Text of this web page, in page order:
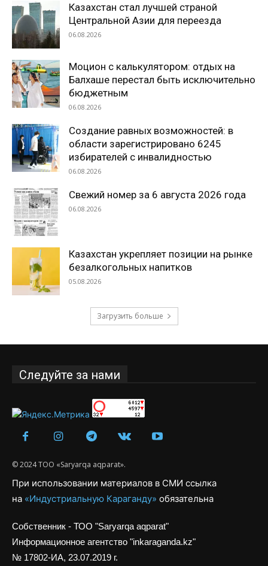
Казахстан стал лучшей страной
Центральной Азии для переезда
06.08.2026
Моцион с калькулятором: отдых на
Балхаше перестал быть исключительно
бюджетным
06.08.2026
Создание равных возможностей: в
области зарегистрировано 6245
избирателей с инвалидностью
06.08.2026
Свежий номер за 6 августа 2026 года
06.08.2026
Казахстан укрепляет позиции на рынке
безалкогольных напитков
05.08.2026
Загрузить больше
Следуйте за нами
© 2024 ТОО «Saryarqa aqparat».
При использовании материалов в СМИ ссылка
на «Индустриальную Караганду» обязательна
Собственник - ТОО "Saryarqa aqparat"
Информационное агентство "inkaraganda.kz"
№ 17802-ИА, 23.07.2019 г.